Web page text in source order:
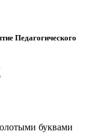
Педагогического
буквами